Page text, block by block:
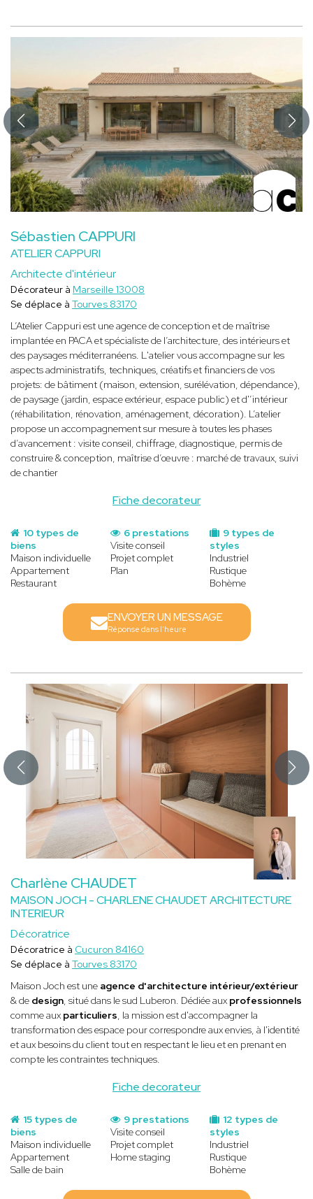
Sébastien CAPPURI
ATELIER CAPPURI
Architecte d'intérieur
Fiche decorateur
Décorateur à Marseille 13008
Se déplace à Tourves 83170
L’Atelier Cappuri est une agence de conception et de maîtrise
implantée en PACA et spécialiste de l’architecture, des intérieurs et
des paysages méditerranéens. L'atelier vous accompagne sur les
aspects administratifs, techniques, créatifs et financiers de vos
projets: de bâtiment (maison, extension, surélévation, dépendance),
de paysage (jardin, espace extérieur, espace public) et d'’intérieur
(réhabilitation, rénovation, aménagement, décoration). L’atelier
propose un accompagnement sur mesure à toutes les phases
d’avancement : visite conseil, chiffrage, diagnostique, permis de
construire & conception, maîtrise d’œuvre : marché de travaux, suivi
de chantier
10 types de
biens
Maison individuelle
Appartement
Restaurant
9 types de
styles
Industriel
Rustique
Bohème
6 prestations
Visite conseil
Projet complet
Plan
ENVOYER UN MESSAGE
Réponse dans l'heure
Charlène CHAUDET
MAISON JOCH - CHARLENE CHAUDET ARCHITECTURE
INTERIEUR
Décoratrice
Fiche decorateur
Décoratrice à Cucuron 84160
Se déplace à Tourves 83170
Maison Joch est une agence d'architecture intérieur/extérieur
& de design, situé dans le sud Luberon. Dédiée aux professionnels
comme aux particuliers, la mission est d'accompagner la
transformation des espace pour correspondre aux envies, à l'identité
et aux besoins du client tout en respectant le lieu et en prenant en
compte les contraintes techniques.
15 types de
biens
Maison individuelle
Appartement
Salle de bain
12 types de
styles
Industriel
Rustique
Bohème
9 prestations
Visite conseil
Projet complet
Home staging